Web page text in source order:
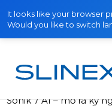
It looks like your browser
Would you like to switch
Trang chủ Bài viết
Sonik 7 AI – mở ra kỷ